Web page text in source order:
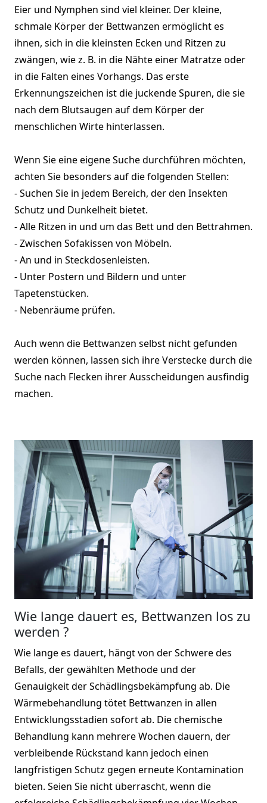
Eier und Nymphen sind viel kleiner. Der kleine,
schmale Körper der Bettwanzen ermöglicht es
ihnen, sich in die kleinsten Ecken und Ritzen zu
zwängen, wie z. B. in die Nähte einer Matratze oder
in die Falten eines Vorhangs. Das erste
Erkennungszeichen ist die juckende Spuren, die sie
nach dem Blutsaugen auf dem Körper der
menschlichen Wirte hinterlassen.
Wenn Sie eine eigene Suche durchführen möchten,
achten Sie besonders auf die folgenden Stellen:
- Suchen Sie in jedem Bereich, der den Insekten
Schutz und Dunkelheit bietet.
- Alle Ritzen in und um das Bett und den Bettrahmen.
- Zwischen Sofakissen von Möbeln.
- An und in Steckdosenleisten.
- Unter Postern und Bildern und unter
Tapetenstücken.
- Nebenräume prüfen.
Auch wenn die Bettwanzen selbst nicht gefunden
werden können, lassen sich ihre Verstecke durch die
Suche nach Flecken ihrer Ausscheidungen ausfindig
machen.
Wie lange dauert es, Bettwanzen los zu
werden ?
Wie lange es dauert, hängt von der Schwere des
Befalls, der gewählten Methode und der
Genauigkeit der Schädlingsbekämpfung ab. Die
Wärmebehandlung tötet Bettwanzen in allen
Entwicklungsstadien sofort ab. Die chemische
Behandlung kann mehrere Wochen dauern, der
verbleibende Rückstand kann jedoch einen
langfristigen Schutz gegen erneute Kontamination
bieten. Seien Sie nicht überrascht, wenn die